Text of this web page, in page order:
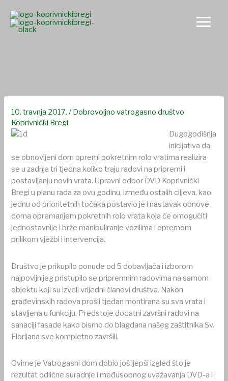
content
10. travnja 2017./ Dobrovoljno vatrogasno društvo
Koprivnički Bregi
Dugogodišnja
inicijativa da
se obnovljeni dom opremi pokretnim rolo vratima realizira
se u zadnja tri tjedna koliko traju radovi na pripremi i
postavljanju novih vrata. Upravni odbor DVD Koprivnički
Bregi u planu rada za ovu godinu, između ostalih ciljeva, kao
jednu od prioritetnih točaka postavio je i nastavak obnove
doma opremanjem pokretnih rolo vrata koja će omogućiti
jednostavnije i brže manipuliranje vozilima i opremom
prilikom vježbi i intervencija.
Društvo je prikupilo ponude od 5 dobavljača i izborom
najpovljnijeg pristupilo se pripremnim radovima na samom
objektu koji su izveli vrijedni članovi društva. Nakon
građevinskih radova prošli tjedan montirana su sva vrata i
stavljena u funkciju. Predstoje dodatni završni radovi na
sanaciji fasade kako bismo do blagdana našeg zaštitnika Sv.
Florijana sve kompletno završili.
Ovime je Vatrogasni dom dobio još ljepši izgled što je
rezultat odlične suradnje i međusobnog uvažavanja DVD-a i